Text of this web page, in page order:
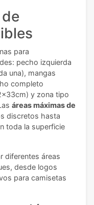
para
pecho izquierda
una), mangas
completo
y zona tipo
áreas máximas de
discretos hasta
toda la superficie
diferentes áreas
desde logos
para camisetas